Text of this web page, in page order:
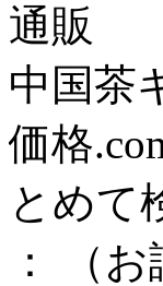
通販
中国茶
価格
とめて
： （